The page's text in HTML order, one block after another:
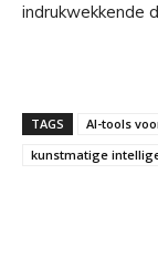
indrukwekkende
TAGS
AI-tools
kunstmatige